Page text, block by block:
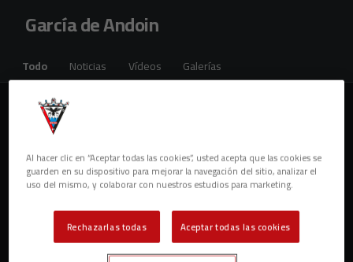
García de Andoin
Todo Noticias Vídeos Galerías
Noticias
1 resultados
Al hacer clic en “Aceptar todas las cookies”, usted acepta que las cookies se
guarden en su dispositivo para mejorar la navegación del sitio, analizar el
uso del mismo, y colaborar con nuestros estudios para marketing.
Rechazarlas todas Aceptar todas las cookies